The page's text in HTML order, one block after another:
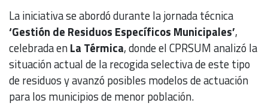
La iniciativa se abordó durante la jornada técnica
‘Gestión de Residuos Específicos Municipales’,
celebrada enLa Térmica, donde el CPRSUM analizó la
situación actual de la recogida selectiva de este tipo
de residuos y avanzó posibles modelos de actuación
para los municipios de menor población.